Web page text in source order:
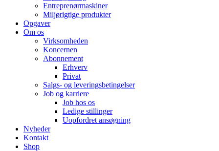
Entreprenørmaskiner
Miljørigtige produkter
Opgaver
Om os
Virksomheden
Koncernen
Abonnement
Erhverv
Privat
Salgs- og leveringsbetingelser
Job og karriere
Job hos os
Ledige stillinger
Uopfordret ansøgning
Nyheder
Kontakt
Shop